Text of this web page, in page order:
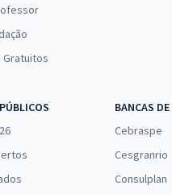
Gratuitos
BANCAS
Cebraspe
Cesgranrio
Consulplan